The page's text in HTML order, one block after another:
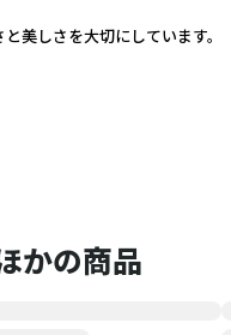
美しさを大切にしています。
かの商品